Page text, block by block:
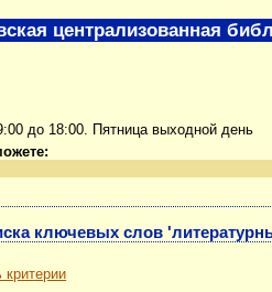
до 18:00. Пятница выходной день
ключевых слов
критерии
централизованная